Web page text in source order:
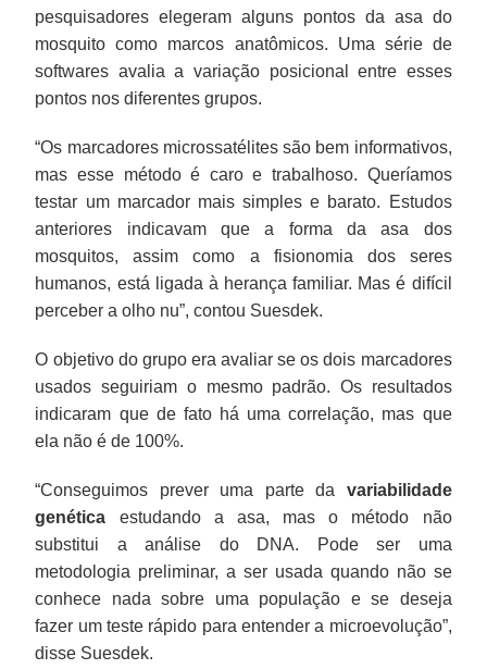
pesquisadores elegeram alguns pontos da asa do
mosquito como marcos anatômicos. Uma série de
softwares avalia a variação posicional entre esses
pontos nos diferentes grupos.
“Os marcadores microssatélites são bem informativos,
mas esse método é caro e trabalhoso. Queríamos
testar um marcador mais simples e barato. Estudos
anteriores indicavam que a forma da asa dos
mosquitos, assim como a fisionomia dos seres
humanos, está ligada à herança familiar. Mas é difícil
perceber a olho nu”, contou Suesdek.
O objetivo do grupo era avaliar se os dois marcadores
usados seguiriam o mesmo padrão. Os resultados
indicaram que de fato há uma correlação, mas que
ela não é de 100%.
“Conseguimos prever uma parte da variabilidade
genética estudando a asa, mas o método não
substitui a análise do DNA. Pode ser uma
metodologia preliminar, a ser usada quando não se
conhece nada sobre uma população e se deseja
fazer um teste rápido para entender a microevolução”,
disse Suesdek.